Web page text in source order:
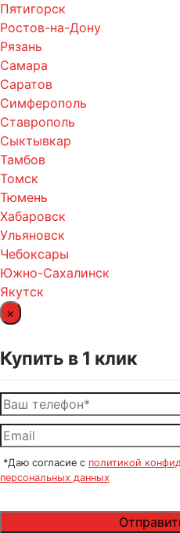
Пятигорск
Ростов-на-Дону
Рязань
Самара
Саратов
Симферополь
Ставрополь
Сыктывкар
Тамбов
Томск
Тюмень
Хабаровск
Ульяновск
Чебоксары
Южно-Сахалинск
Якутск
×
Купить в 1 клик
*Даю согласие с политикой
персональных данных